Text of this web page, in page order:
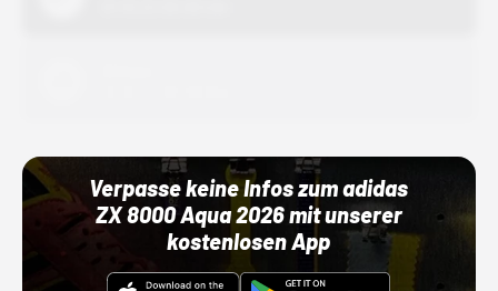
Verpasse keine Infos zum adidas
ZX 8000 Aqua 2026 mit unserer
kostenlosen App